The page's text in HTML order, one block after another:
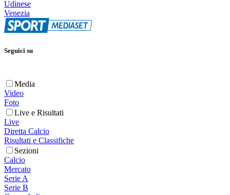
Udinese
Venezia
Seguici su
Media
Video
Foto
Live e Risultati
Live
Diretta Calcio
Risultati e Classifiche
Sezioni
Calcio
Mercato
Serie A
Serie B